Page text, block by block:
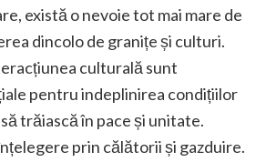
există o nevoie tot mai mare de
dincolo de granițe și culturi.
culturală sunt
pentru indeplinirea condițiilor
trăiască în pace și unitate.
prin călătorii și gazduire.